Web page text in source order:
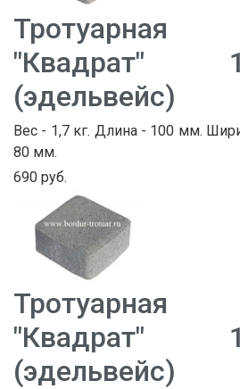
"Квадрат"
(эдельвейс)
Вес - 1,7 кг. Длина - 100 мм.
80 мм.
690 руб.
"Квадрат"
(эдельвейс)